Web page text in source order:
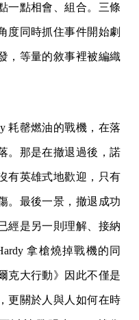
一點相會、組合。三條
度同時抓住事件開始劇
，等量的敘事裡被編織
耗罄燃油的戰機，在落
。那是在撤退過後，諾
有英雄式地歡迎，只有
。最後一景，撤退成功
經是另一則理解、接納
拿槍燒掉戰機的同
克大行動》因此不僅是
更關於人與人如何在時